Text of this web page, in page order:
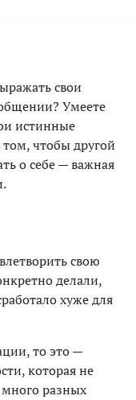
свои
Умеете
истинные
том, чтобы другой
о себе — важная
свою
делали,
хуже для
то это —
которая не
много разных